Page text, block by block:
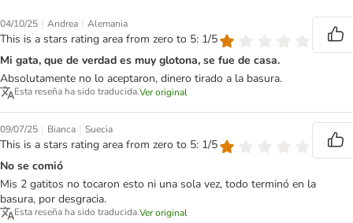
04/10/25 | Andrea | Alemania
This is a stars rating area from zero to 5: 1/5
Mi gata, que de verdad es muy glotona, se fue de casa.
Absolutamente no lo aceptaron, dinero tirado a la basura.
Esta reseña ha sido traducida.Ver original
09/07/25 | Bianca | Suecia
This is a stars rating area from zero to 5: 1/5
No se comió
Mis 2 gatitos no tocaron esto ni una sola vez, todo terminó en la
basura, por desgracia.
Esta reseña ha sido traducida.Ver original